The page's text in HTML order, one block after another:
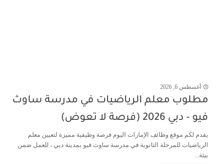
أغسطس 6, 2026
مطلوب معلم الرياضيات في مدرسة ساوث
فيو - دبي 2026 (فرصة لا تعوض)
يقدم لكم موقع وظائف الإمارات اليوم فرصة وظيفية مميزة لتعيين معلم
الرياضيات للمرحلة الثانوية في مدرسة ساوث فيو بمدينة دبي ، للعمل ضمن
بيئة...